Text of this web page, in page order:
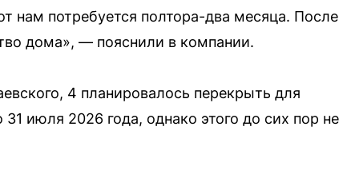
нам потребуется полтора-два месяца. После
дома», — пояснили в компании.
4 планировалось перекрыть для
июля 2026 года, однако этого до сих пор не